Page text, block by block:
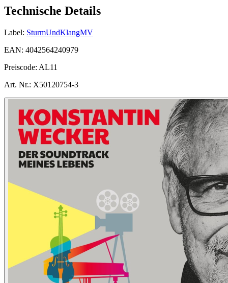
Technische Details
Label: SturmUndKlangMV
EAN: 4042564240979
Preiscode: AL11
Art. Nr.: X50120754-3